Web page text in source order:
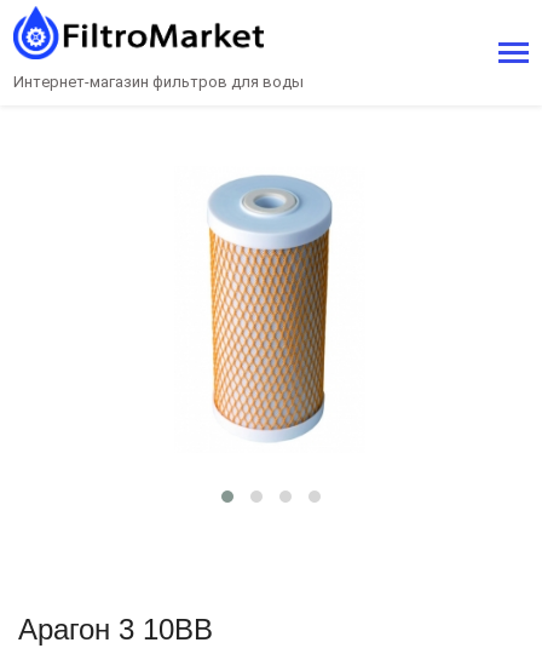
Интернет-магазин фильтров для воды
Арагон 3 10BB